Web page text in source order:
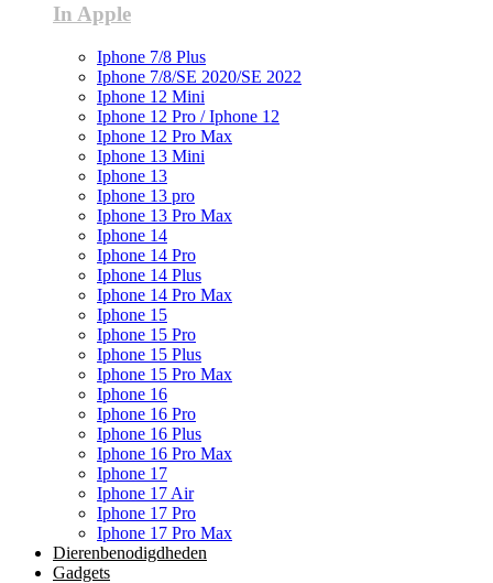
In Apple
Iphone 7/8 Plus
Iphone 7/8/SE 2020/SE 2022
Iphone 12 Mini
Iphone 12 Pro / Iphone 12
Iphone 12 Pro Max
Iphone 13 Mini
Iphone 13
Iphone 13 pro
Iphone 13 Pro Max
Iphone 14
Iphone 14 Pro
Iphone 14 Plus
Iphone 14 Pro Max
Iphone 15
Iphone 15 Pro
Iphone 15 Plus
Iphone 15 Pro Max
Iphone 16
Iphone 16 Pro
Iphone 16 Plus
Iphone 16 Pro Max
Iphone 17
Iphone 17 Air
Iphone 17 Pro
Iphone 17 Pro Max
Dierenbenodigdheden
Gadgets